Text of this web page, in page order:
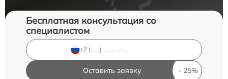
Бесплатная консультация со
специалистом
Оставить заявку